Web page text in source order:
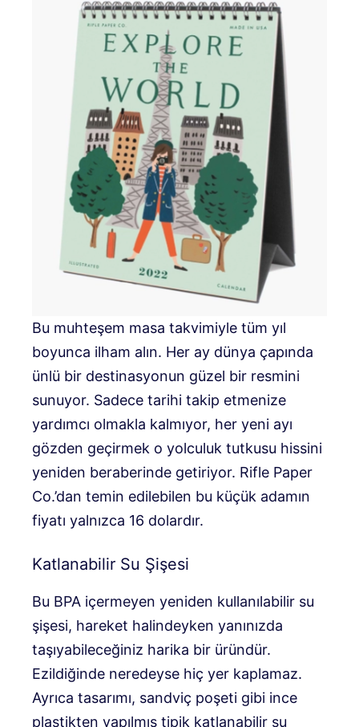
Bu muhteşem masa takvimiyle tüm yıl
boyunca ilham alın. Her ay dünya çapında
ünlü bir destinasyonun güzel bir resmini
sunuyor. Sadece tarihi takip etmenize
yardımcı olmakla kalmıyor, her yeni ayı
gözden geçirmek o yolculuk tutkusu hissini
yeniden beraberinde getiriyor. Rifle Paper
Co.’dan temin edilebilen bu küçük adamın
fiyatı yalnızca 16 dolardır.
Katlanabilir Su Şişesi
Bu BPA içermeyen yeniden kullanılabilir su
şişesi, hareket halindeyken yanınızda
taşıyabileceğiniz harika bir üründür.
Ezildiğinde neredeyse hiç yer kaplamaz.
Ayrıca tasarımı, sandviç poşeti gibi ince
plastikten yapılmış tipik katlanabilir su